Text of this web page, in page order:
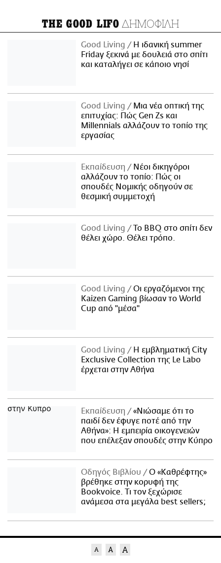
THE GOOD LIFO ΔΗΜΟΦΙΛΗ
Good Living
Η ιδανική summer
Friday ξεκινά με δουλειά στο σπίτι
και καταλήγει σε κάποιο νησί
Good Living
Μια νέα οπτική της
επιτυχίας: Πώς Gen Zs και
Millennials αλλάζουν το τοπίο της
εργασίας
Εκπαίδευση
Νέοι δικηγόροι
αλλάζουν το τοπίο: Πώς οι
σπουδές Νομικής οδηγούν σε
θεσμική συμμετοχή
Good Living
Το BBQ στο σπίτι δεν
θέλει χώρο. Θέλει τρόπο.
Good Living
Οι εργαζόμενοι της
Kaizen Gaming βίωσαν το World
Cup από "μέσα"
Good Living
Η εμβληματική City
Exclusive Collection της Le Labo
έρχεται στην Αθήνα
Εκπαίδευση
«Νιώσαμε ότι το
παιδί δεν έφυγε ποτέ από την
Αθήνα»: Η εμπειρία οικογενειών
που επέλεξαν σπουδές στην Κύπρο
Οδηγός Βιβλίου
Ο «Καθρέφτης»
βρέθηκε στην κορυφή της
Bookvoice. Τι τον ξεχώρισε
ανάμεσα στα μεγάλα best sellers;